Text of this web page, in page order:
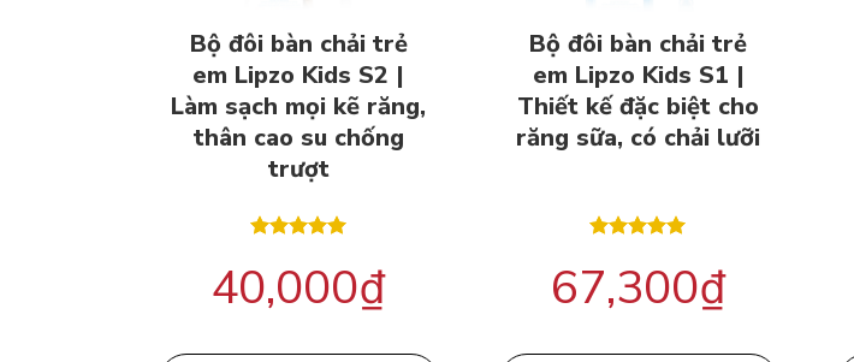
Bộ đôi bàn chải trẻ
em Lipzo Kids S2 |
Làm sạch mọi kẽ răng,
thân cao su chống
trượt
hạng5.00
5 sao
40,000₫
Bộ đôi bàn chải trẻ
em Lipzo Kids S1 |
Thiết kế đặc biệt cho
răng sữa, có chải lưỡi
hạng5.00
5 sao
67,300₫